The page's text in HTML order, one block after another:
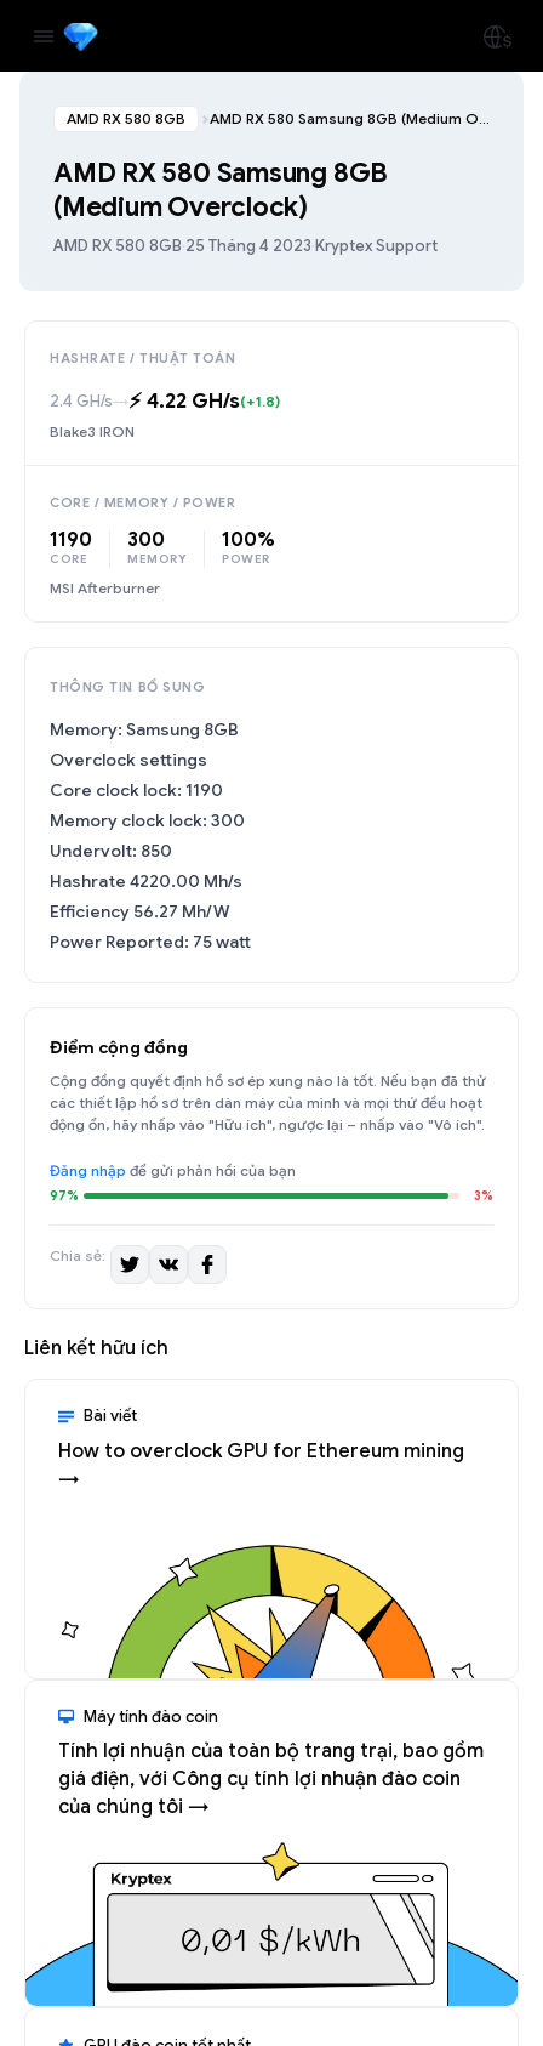
AMD RX 580 8GB AMD RX 580 Samsung 8GB (Medium Overclock)
AMD RX 580 Samsung 8GB
(Medium Overclock)
AMD RX 580 8GB·25 Tháng 4 2023·Kryptex Support
HASHRATE / THUẬT TOÁN
2.4 GH/s→⚡️ 4.22 GH/s(+1.8)
Blake3 IRON
CORE / MEMORY / POWER
1190
CORE
300
MEMORY
100%
POWER
MSI Afterburner
THÔNG TIN BỔ SUNG
Memory: Samsung 8GB
Overclock settings
Core clock lock: 1190
Memory clock lock: 300
Undervolt: 850
Hashrate 4220.00 Mh/s
Efficiency 56.27 Mh/W
Power Reported: 75 watt
Điểm cộng đồng
Cộng đồng quyết định hồ sơ ép xung nào là tốt. Nếu bạn đã thử
các thiết lập hồ sơ trên dàn máy của mình và mọi thứ đều hoạt
động ổn, hãy nhấp vào "Hữu ích", ngược lại – nhấp vào "Vô ích".
Đăng nhập để gửi phản hồi của bạn
97% 3%
Chia sẻ:
Liên kết hữu ích
Bài viết
How to overclock GPU for Ethereum mining
→
Máy tính đào coin
Tính lợi nhuận của toàn bộ trang trại, bao gồm
giá điện, với Công cụ tính lợi nhuận đào coin
của chúng tôi →